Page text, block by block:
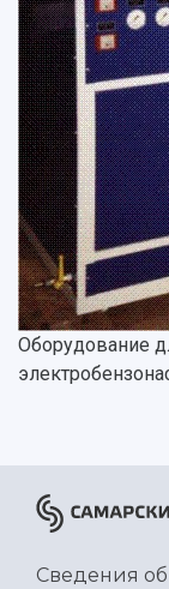
Оборудование
Сведения